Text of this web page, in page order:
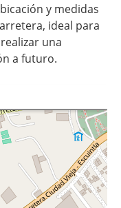
y medidas
ideal para
una
a futuro.